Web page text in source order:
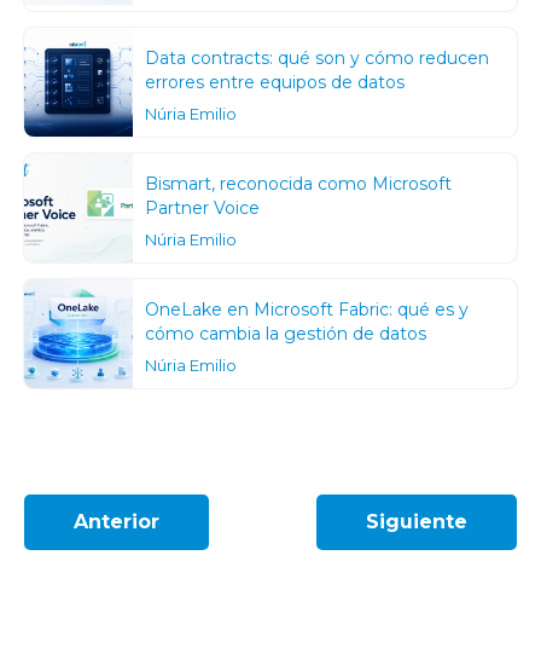
Data contracts: qué son y cómo reducen
errores entre equipos de datos
Núria Emilio
Bismart, reconocida como Microsoft
Partner Voice
Núria Emilio
OneLake en Microsoft Fabric: qué es y
cómo cambia la gestión de datos
Núria Emilio
Anterior Siguiente